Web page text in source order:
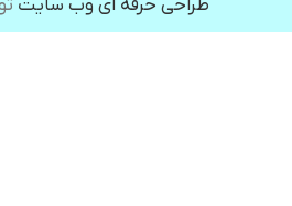
طراحی حرفه ای وب سایت